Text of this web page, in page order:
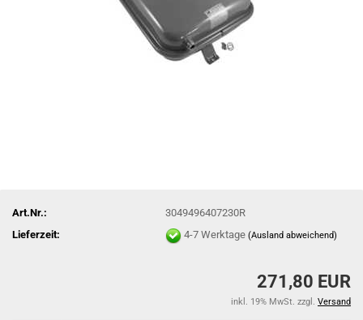
Art.Nr.:
3049496407230R
Lieferzeit:
4-7 Werktage(Ausland abweichend)
271,80 EUR
inkl. 19% MwSt. zzgl. Versand